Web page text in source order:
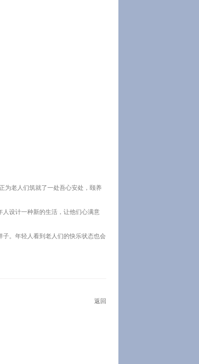
为老人们筑就了一处吾心安处，颐养
设计一种新的生活，让他们心满意
。年轻人看到老人们的快乐状态也会
返回